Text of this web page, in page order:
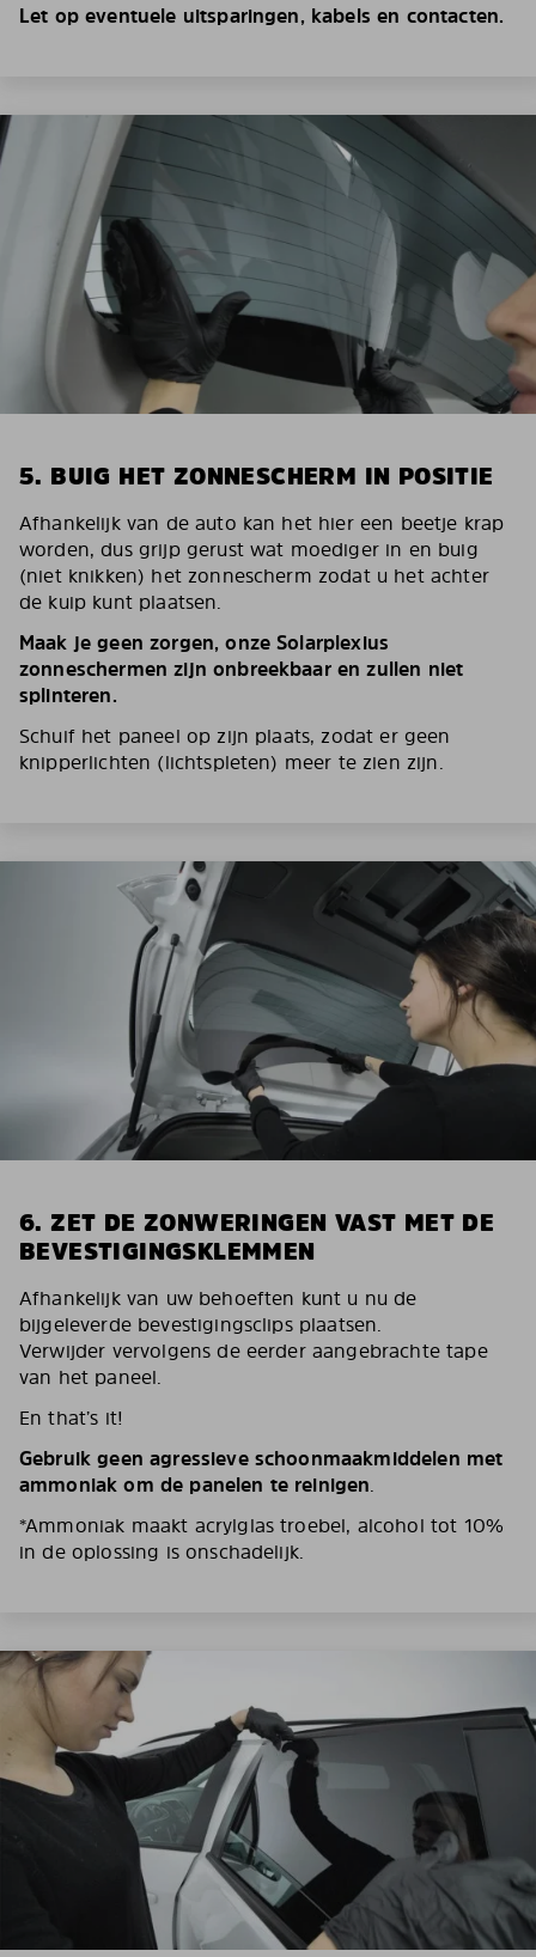
Let op eventuele uitsparingen, kabels en contacten.
5. BUIG HET ZONNESCHERM IN POSITIE
Afhankelijk van de auto kan het hier een beetje krap
worden, dus grijp gerust wat moediger in en buig
(niet knikken) het zonnescherm zodat u het achter
de kuip kunt plaatsen.
Maak je geen zorgen, onze Solarplexius
zonneschermen zijn onbreekbaar en zullen niet
splinteren.
Schuif het paneel op zijn plaats, zodat er geen
knipperlichten (lichtspleten) meer te zien zijn.
6. ZET DE ZONWERINGEN VAST MET DE
BEVESTIGINGSKLEMMEN
Afhankelijk van uw behoeften kunt u nu de
bijgeleverde bevestigingsclips plaatsen.
Verwijder vervolgens de eerder aangebrachte tape
van het paneel.
En that’s it!
Gebruik geen agressieve schoonmaakmiddelen met
ammoniak om de panelen te reinigen.
*Ammoniak maakt acrylglas troebel, alcohol tot 10%
in de oplossing is onschadelijk.